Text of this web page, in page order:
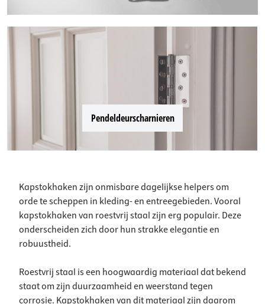
Pendeldeurscharnieren
Kapstokhaken zijn onmisbare dagelijkse helpers om
orde te scheppen in kleding- en entreegebieden. Vooral
kapstokhaken van roestvrij staal zijn erg populair. Deze
onderscheiden zich door hun strakke elegantie en
robuustheid.
Roestvrij staal is een hoogwaardig materiaal dat bekend
staat om zijn duurzaamheid en weerstand tegen
corrosie. Kapstokhaken van dit materiaal zijn daarom